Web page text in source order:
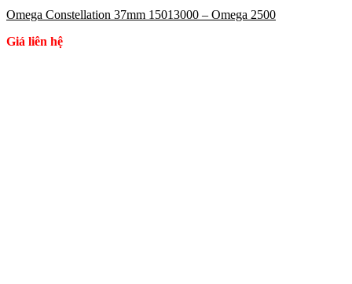
Omega Constellation 37mm 15013000 – Omega 2500
Giá liên hệ